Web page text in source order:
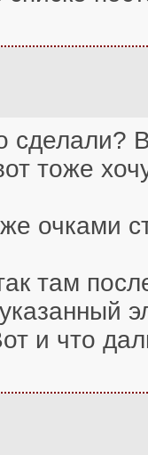
сделали?
тоже
очками
там
и что